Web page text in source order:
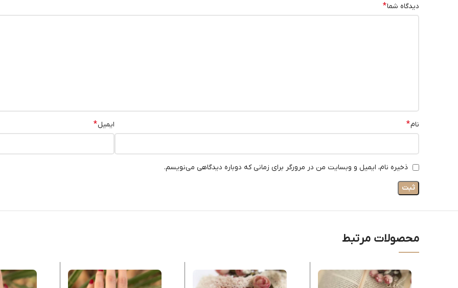
دیدگاه شما*
نام* ایمیل*
ذخیره نام، ایمیل و وبسایت من در مرورگر برای زمانی که دوباره دیدگاهی می‌نویسم.
محصولات مرتبط